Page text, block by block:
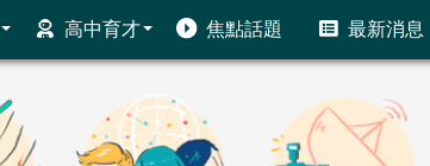
高中育才 焦點話題 最新消息